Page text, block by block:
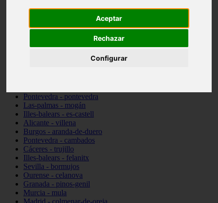
Aceptar
Rechazar
Configurar
Barcelona - vilanova-i-la-geltrú
Castellón - peñíscola
Illes-balears - sant-josep-de-sa-talaia
Pontevedra - pontevedra
Las-palmas - mogán
Illes-balears - es-castell
Alicante - villena
Burgos - aranda-de-duero
Pontevedra - cambados
Cáceres - trujillo
Illes-balears - felanitx
Sevilla - bormujos
Ourense - celanova
Granada - pinos-genil
Murcia - mula
Madrid - colmenar-de-oreja